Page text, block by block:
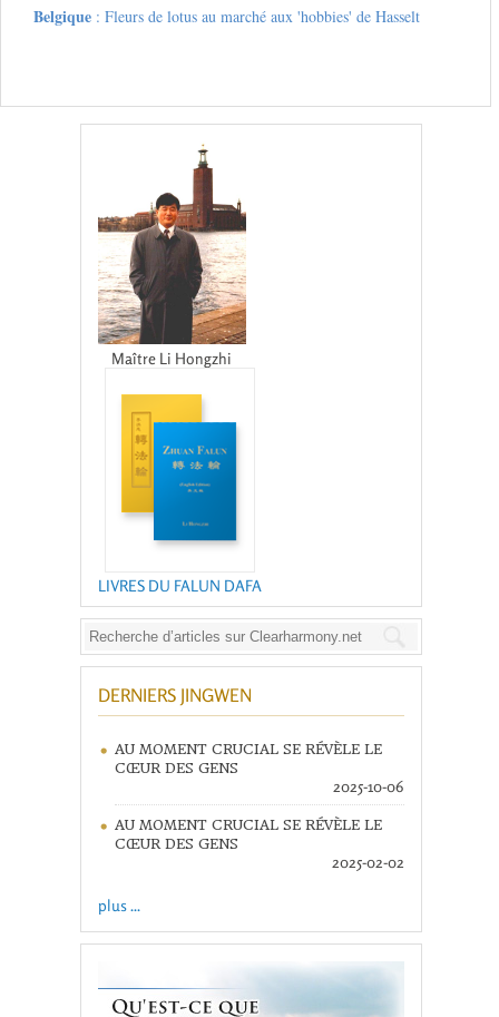
Belgique: Fleurs de lotus au marché aux 'hobbies' de Hasselt
Maître Li Hongzhi
LIVRES DU FALUN DAFA
DERNIERS JINGWEN
AU MOMENT CRUCIAL SE RÉVÈLE LE
CŒUR DES GENS
2025-10-06
AU MOMENT CRUCIAL SE RÉVÈLE LE
CŒUR DES GENS
2025-02-02
plus ...